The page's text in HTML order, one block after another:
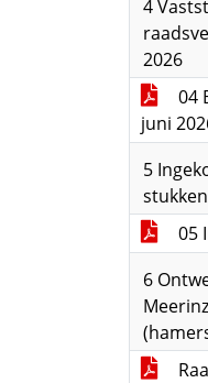
4
2026
04
juni
5
05
6